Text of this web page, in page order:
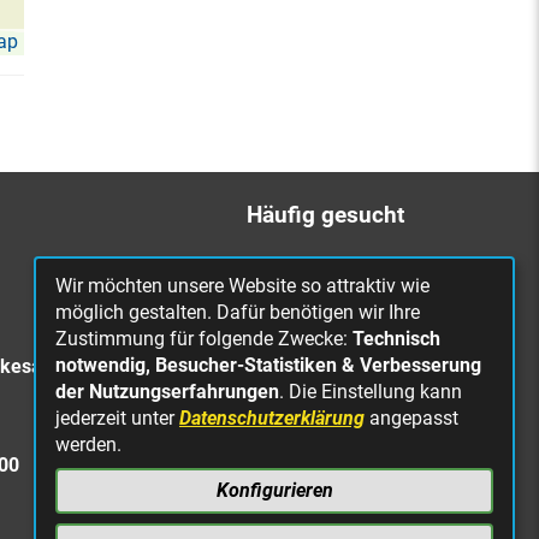
Häufig gesucht
Bürgerbüro
Online Rathaus
Was erledige ich wo?
Stellenangebote
Mängelmeldung
defekt
Wir möchten unsere Website so attraktiv wie
möglich gestalten. Dafür benötigen wir Ihre
Zustimmung für folgende Zwecke: Technisch
notwendig, Besucher-Statistiken & Verbesserung
der Nutzungserfahrungen. Die Einstellung kann
jederzeit unterDatenschutzerklärung angepasst
werden.
Konfigurieren